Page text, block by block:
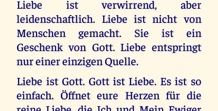
Liebe ist verwirrend, aber
leidenschaftlich. Liebe ist nicht von
Menschen gemacht. Sie ist ein
Geschenk von Gott. Liebe entspringt
nur einer einzigen Quelle.
Liebe ist Gott. Gott ist Liebe. Es ist so
einfach. Öffnet eure Herzen für die